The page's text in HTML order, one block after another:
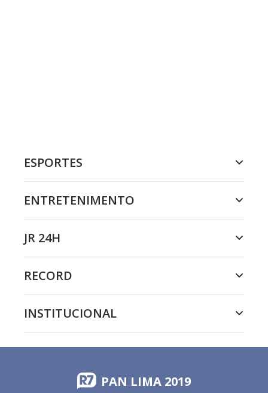
ESPORTES
ENTRETENIMENTO
JR 24H
RECORD
INSTITUCIONAL
PAN LIMA 2019